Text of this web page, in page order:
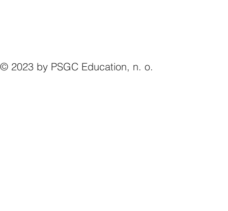
© 2023 by PSGC Education, n. o.